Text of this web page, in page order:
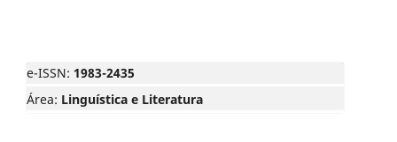
e-ISSN: 1983-2435
Área: Linguística e Literatura